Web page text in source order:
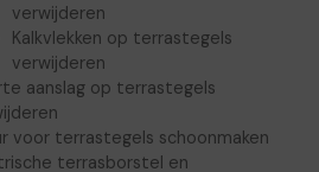
verwijderen
Kalkvlekken op terrastegels
verwijderen
aanslag op terrastegels
voor terrastegels schoonmaken
terrasborstel en